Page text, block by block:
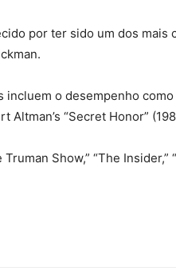
por ter sido um dos mais
incluem o desempenho
Altman’s “Secret Honor”
Show,” “The Insider,”